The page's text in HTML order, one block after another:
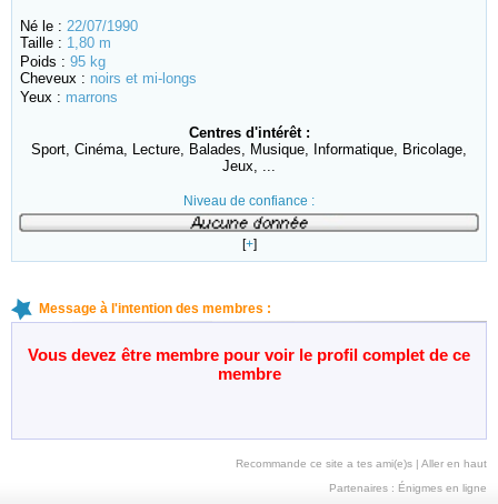
Né le : 22/07/1990
Taille : 1,80 m
Poids : 95 kg
Cheveux : noirs et mi-longs
Yeux : marrons
Centres d'intérêt :
Sport, Cinéma, Lecture, Balades, Musique, Informatique, Bricolage,
Jeux, ...
Niveau de confiance :
[+]
Message à l'intention des membres :
Vous devez être membre pour voir le profil complet de ce
membre
Recommande ce site a tes ami(e)s | Aller en haut
Partenaires : Énigmes en ligne